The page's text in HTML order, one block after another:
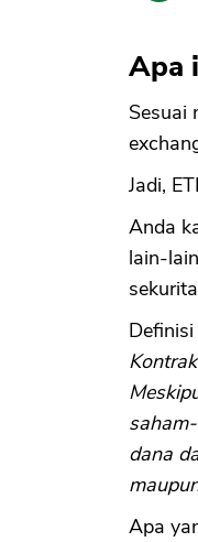
Apa
Sesuai
Jadi,
Anda
lain-
dana
Apa